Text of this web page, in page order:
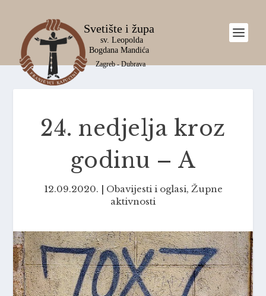
24. nedjelja kroz
godinu – A
12.09.2020. | Obavijesti i oglasi, Župne
aktivnosti